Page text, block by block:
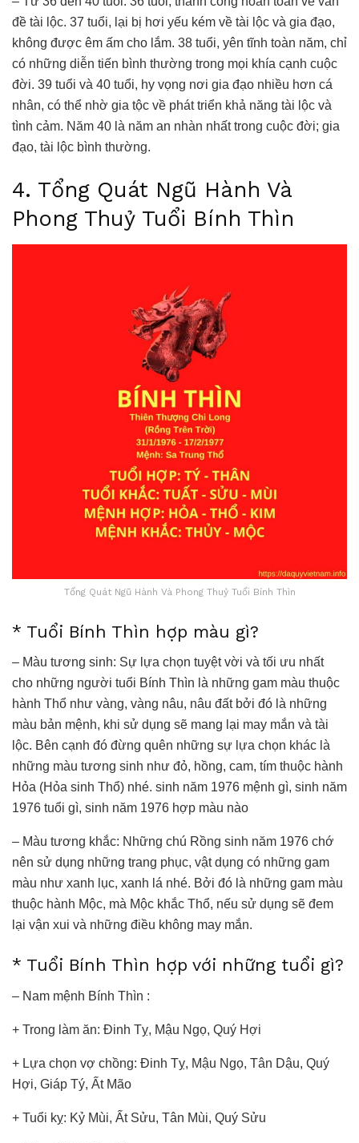
đề tài lộc. 37 tuổi, lại bị hơi yếu kém về tài lộc và gia đạo,
không được êm ấm cho lắm. 38 tuổi, yên tĩnh toàn năm, chỉ
có những diễn tiến bình thường trong mọi khía cạnh cuộc
đời. 39 tuổi và 40 tuổi, hy vọng nơi gia đạo nhiều hơn cá
nhân, có thể nhờ gia tộc về phát triển khả năng tài lộc và
tình cảm. Năm 40 là năm an nhàn nhất trong cuộc đời; gia
đạo, tài lộc bình thường.
4. Tổng Quát Ngũ Hành Và
Phong Thuỷ Tuổi Bính Thìn
Tổng Quát Ngũ Hành Và Phong Thuỷ Tuổi Bính Thìn
* Tuổi Bính Thìn hợp màu gì?
– Màu tương sinh: Sự lựa chọn tuyệt vời và tối ưu nhất
cho những người tuổi Bính Thìn là những gam màu thuộc
hành Thổ như vàng, vàng nâu, nâu đất bởi đó là những
màu bản mệnh, khi sử dụng sẽ mang lại may mắn và tài
lộc. Bên cạnh đó đừng quên những sự lựa chọn khác là
những màu tương sinh như đỏ, hồng, cam, tím thuộc hành
Hỏa (Hỏa sinh Thổ) nhé. sinh năm 1976 mệnh gì, sinh năm
1976 tuổi gì, sinh năm 1976 hợp màu nào
– Màu tương khắc: Những chú Rồng sinh năm 1976 chớ
nên sử dụng những trang phục, vật dụng có những gam
màu như xanh lục, xanh lá nhé. Bởi đó là những gam màu
thuộc hành Mộc, mà Mộc khắc Thổ, nếu sử dụng sẽ đem
lại vận xui và những điều không may mắn.
* Tuổi Bính Thìn hợp với những tuổi gì?
– Nam mệnh Bính Thìn :
+ Trong làm ăn: Đinh Tỵ, Mậu Ngọ, Quý Hợi
+ Lựa chọn vợ chồng: Đinh Tỵ, Mậu Ngọ, Tân Dậu, Quý
Hợi, Giáp Tý, Ất Mão
+ Tuổi kỵ: Kỷ Mùi, Ất Sửu, Tân Mùi, Quý Sửu